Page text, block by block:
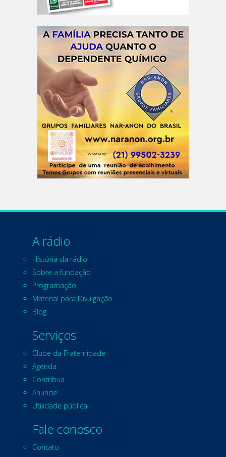
A rádio
História da rádio
Sobre a fundação
Programação
Material para Divulgação
Blog
Serviços
Clube da Fraternidade
Agenda
Contribua
Anuncie
Utilidade pública
Fale conosco
Contato